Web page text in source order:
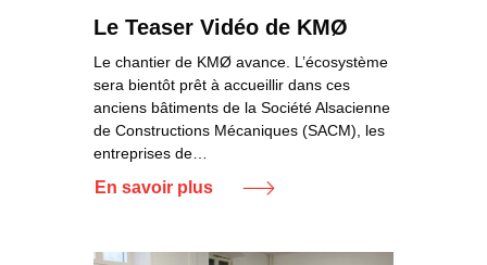
Le Teaser Vidéo de KMØ
Le chantier de KMØ avance. L’écosystème
sera bientôt prêt à accueillir dans ces
anciens bâtiments de la Société Alsacienne
de Constructions Mécaniques (SACM), les
entreprises de…
En savoir plus